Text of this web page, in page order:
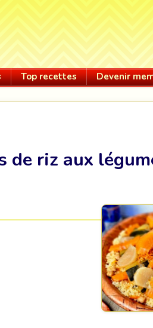
Top recettes Devenir
de riz aux